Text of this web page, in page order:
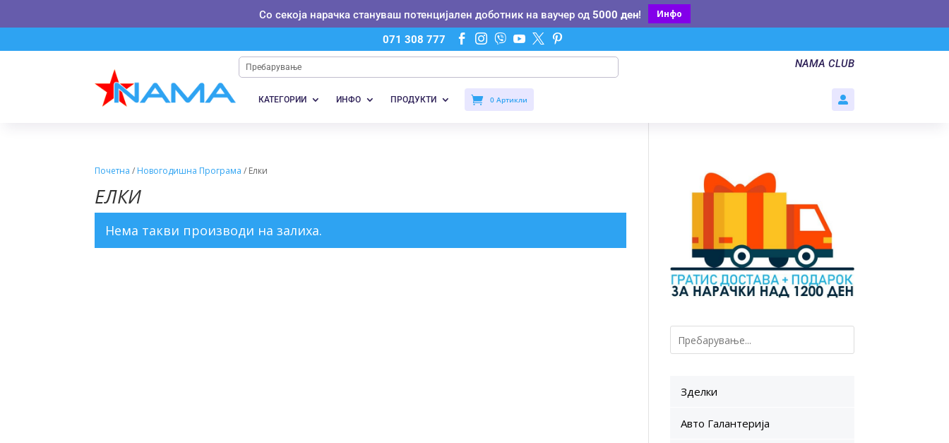
Со секоја нарачка стануваш потенцијален доботник на ваучер од 5000 ден! Инфо
071 308 777      
NAMA CLUB
КАТЕГОРИИ ИНФО ПРОДУКТИ 0 Артикли 
Почетна / Новогодишна Програма / Елки
ЕЛКИ
Нема такви производи на залиха.
Зделки
Авто Галантерија